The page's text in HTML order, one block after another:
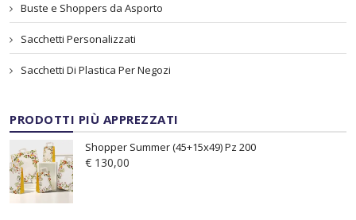
Buste e Shoppers da Asporto
Sacchetti Personalizzati
Sacchetti Di Plastica Per Negozi
PRODOTTI PIÙ APPREZZATI
Shopper Summer (45+15x49) Pz 200
€ 130,00